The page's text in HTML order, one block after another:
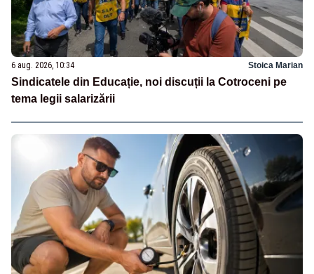
6 aug. 2026, 10:34 Stoica Marian
Sindicatele din Educație, noi discuții la Cotroceni pe
tema legii salarizării